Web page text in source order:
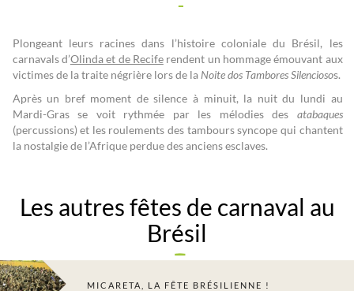
Plongeant leurs racines dans l’histoire coloniale du Brésil, les
carnavals d’Olinda et de Reciferendent un hommage émouvant aux
victimes de la traite négrière lors de la Noite dos Tambores Silenciosos.
Après un bref moment de silence à minuit, la nuit du lundi au
Mardi-Gras se voit rythmée par les mélodies des atabaques
(percussions) et les roulements des tambours syncope qui chantent
la nostalgie de l’Afrique perdue des anciens esclaves.
Les autres fêtes de carnaval au
Brésil
MICARETA, LA FÊTE BRÉSILIENNE !